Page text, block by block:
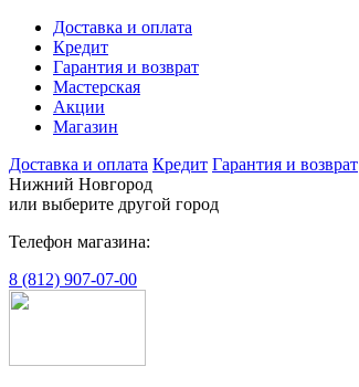
Доставка и оплата
Кредит
Гарантия и возврат
Мастерская
Акции
Магазин
Доставка и оплата Кредит Гарантия и возврат
Нижний Новгород
или выберите другой город
Телефон магазина:
8 (812) 907-07-00